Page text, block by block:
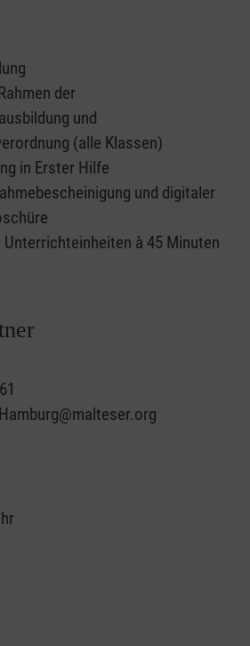
der
und
(alle Klassen)
in Erster Hilfe
und digitaler
Unterrichteinheiten à 45 Minuten